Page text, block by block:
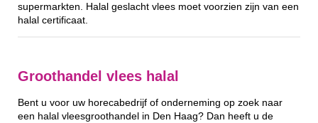
supermarkten. Halal geslacht vlees moet voorzien zijn van een
halal certificaat.
Groothandel vlees halal
Bent u voor uw horecabedrijf of onderneming op zoek naar
een halal vleesgroothandel in Den Haag? Dan heeft u de